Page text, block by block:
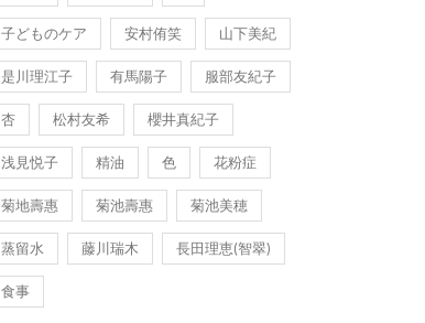
子どものケア 安村侑笑 山下美紀
是川理江子 有馬陽子 服部友紀子
杏 松村友希 櫻井真紀子
浅見悦子 精油 色 花粉症
菊地壽惠 菊池壽惠 菊池美穂
蒸留水 藤川瑞木 長田理恵(智翠)
食事